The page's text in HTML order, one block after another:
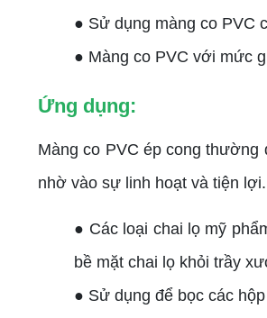
● Sử dụng màng co PVC
● Màng co PVC với mức
Ứng dụng:
Màng co PVC ép cong
nhờ vào sự linh hoạt và tiện
● Các loại chai lọ mỹ
bề mặt chai lọ khỏi trầy
● Sử dụng để bọc các